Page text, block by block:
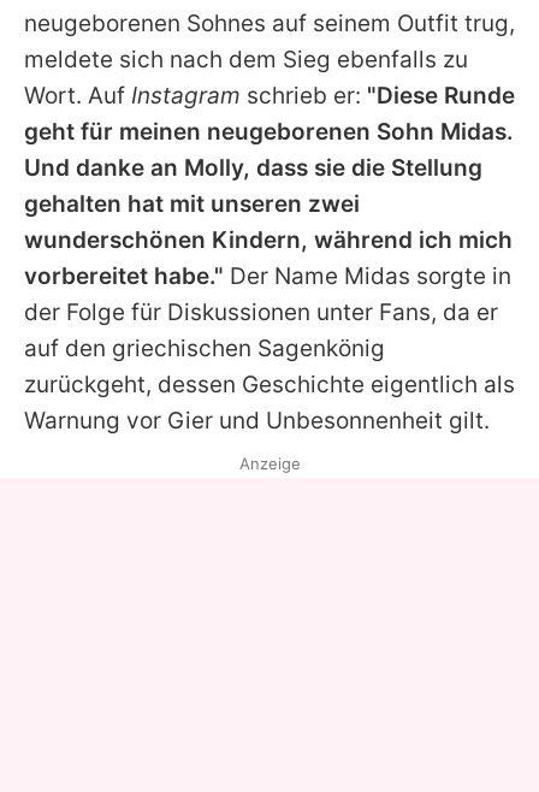
neugeborenen Sohnes auf seinem Outfit trug,
meldete sich nach dem Sieg ebenfalls zu
Wort. Auf Instagram schrieb er: "Diese Runde
geht für meinen neugeborenen Sohn Midas.
Und danke an Molly, dass sie die Stellung
gehalten hat mit unseren zwei
wunderschönen Kindern, während ich mich
vorbereitet habe." Der Name Midas sorgte in
der Folge für Diskussionen unter Fans, da er
auf den griechischen Sagenkönig
zurückgeht, dessen Geschichte eigentlich als
Warnung vor Gier und Unbesonnenheit gilt.
Anzeige